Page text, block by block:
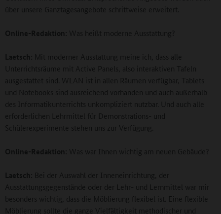
über unsere Ganztagesangebote schrittweise erweitert.
Online-Redaktion: Was heißt moderne Ausstattung?
Laetsch: Mit moderner Ausstattung meine ich, dass alle
Unterrichtsräume mit Active Panels, also interaktiven Tafeln
ausgestattet sind. WLAN ist in allen Räumen verfügbar, Tablets
und Notebooks sind ausreichend vorhanden und auch außerhalb
des Informatikunterrichts unkompliziert nutzbar. Und auch alle
erforderlichen Lehrmittel für Demonstrations- und
Schülerexperimente stehen uns zur Verfügung.
Online-Redaktion: Was war Ihnen wichtig am neuen Gebäude?
Laetsch: Bei der Auswahl der Inneneinrichtung, der
Ausstattungsgegenstände oder der Lehr- und Lernmittel war mir
besonders wichtig, dass die Möblierung flexibel ist. Eine flexible
Möblierung sollte die ganze Vielfältigkeit methodischer und